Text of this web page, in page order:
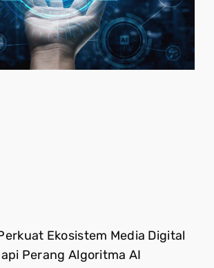
Ekosistem Media Digital
Perang Algoritma AI